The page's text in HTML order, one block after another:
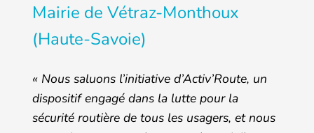
Mairie de Vétraz-Monthoux
(Haute-Savoie)
« Nous saluons l’initiative d’Activ’Route, un
dispositif engagé dans la lutte pour la
sécurité routière de tous les usagers, et nous